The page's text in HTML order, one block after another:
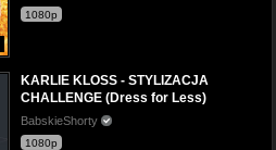
1080p
KARLIE KLOSS - STYLIZACJA
CHALLENGE (Dress for Less)
BabskieShorty
1080p